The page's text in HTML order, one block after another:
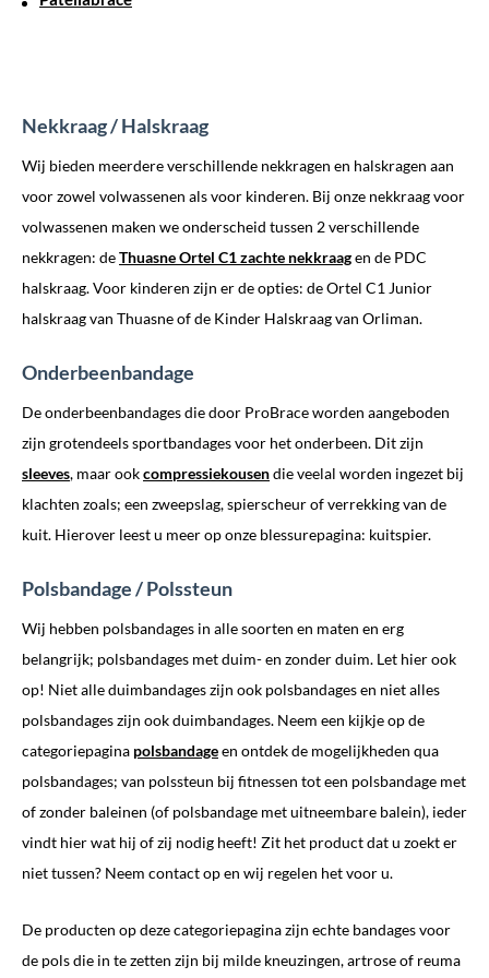
Nekkraag / Halskraag
Wij bieden meerdere verschillende nekkragen en halskragen aan
voor zowel volwassenen als voor kinderen. Bij onze nekkraag voor
volwassenen maken we onderscheid tussen 2 verschillende
nekkragen: deThuasneOrtel C1 zachte nekkraagen de PDC
halskraag. Voor kinderen zijn er de opties: de Ortel C1 Junior
halskraag van Thuasne of de Kinder Halskraag van Orliman.
Onderbeenbandage
De onderbeenbandages die door ProBrace worden aangeboden
zijn grotendeels sportbandages voor het onderbeen. Dit zijn
sleeves, maar ookcompressiekousendie veelal worden ingezet bij
klachten zoals; een zweepslag, spierscheur of verrekking van de
kuit. Hierover leest u meer op onze blessurepagina: kuitspier.
Polsbandage / Polssteun
Wij hebben polsbandages in alle soorten en maten en erg
belangrijk; polsbandages met duim- en zonder duim. Let hier ook
op! Niet alle duimbandages zijn ook polsbandages en niet alles
polsbandages zijn ook duimbandages. Neem een kijkje op de
categoriepagina polsbandageen ontdek de mogelijkheden qua
polsbandages; van polssteun bij fitnessen tot een polsbandage met
of zonder baleinen (of polsbandage met uitneembare balein), ieder
vindt hier wat hij of zij nodig heeft! Zit het product dat u zoekt er
niet tussen? Neem contact op en wij regelen het voor u.
De producten op deze categoriepagina zijn echte bandages voor
de pols die in te zetten zijn bij milde kneuzingen, artrose of reuma